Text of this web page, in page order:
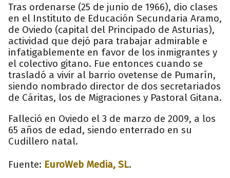
Tras ordenarse (25 de junio de 1966), dio clases
en el Instituto de Educación Secundaria Aramo,
de Oviedo (capital del Principado de Asturias),
actividad que dejó para trabajar admirable e
infatigablemente en favor de los inmigrantes y
el colectivo gitano. Fue entonces cuando se
trasladó a vivir al barrio ovetense de Pumarín,
siendo nombrado director de dos secretariados
de Cáritas, los de Migraciones y Pastoral Gitana.
Falleció en Oviedo el 3 de marzo de 2009, a los
65 años de edad, siendo enterrado en su
Cudillero natal.
Fuente: EuroWeb Media, SL.